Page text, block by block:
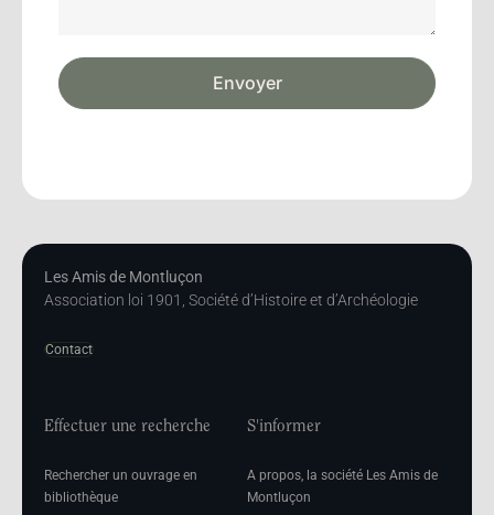
Envoyer
Les Amis de Montluçon
Association loi 1901, Société d’Histoire et d’Archéologie
Contact
Effectuer une recherche
Rechercher un ouvrage en
bibliothèque
S'informer
A propos, la société Les Amis de
Montluçon